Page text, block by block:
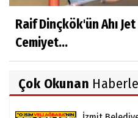
Raif Dinçkök'ün Ahı
Cemiyet...
Çok Okunan